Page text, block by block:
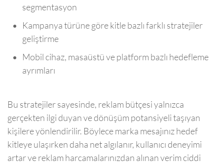
segmentasyon
Kampanya türüne göre kitle bazlı farklı stratejiler
geliştirme
Mobil cihaz, masaüstü ve platform bazlı hedefleme
ayrımları
Bu stratejiler sayesinde, reklam bütçesi yalnızca
gerçekten ilgi duyan ve dönüşüm potansiyeli taşıyan
kişilere yönlendirilir. Böylece marka mesajınız hedef
kitleye ulaşırken daha net algılanır, kullanıcı deneyimi
artar ve reklam harcamalarınızdan alınan verim ciddi